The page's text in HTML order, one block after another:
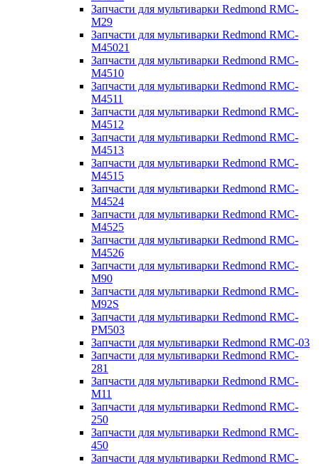
Запчасти для мультиварки Redmond RMC-
M29
Запчасти для мультиварки Redmond RMC-
M45021
Запчасти для мультиварки Redmond RMC-
M4510
Запчасти для мультиварки Redmond RMC-
M4511
Запчасти для мультиварки Redmond RMC-
M4512
Запчасти для мультиварки Redmond RMC-
M4513
Запчасти для мультиварки Redmond RMC-
M4515
Запчасти для мультиварки Redmond RMC-
M4524
Запчасти для мультиварки Redmond RMC-
M4525
Запчасти для мультиварки Redmond RMC-
M4526
Запчасти для мультиварки Redmond RMC-
M90
Запчасти для мультиварки Redmond RMC-
M92S
Запчасти для мультиварки Redmond RMC-
PM503
Запчасти для мультиварки Redmond RMC-03
Запчасти для мультиварки Redmond RMC-
281
Запчасти для мультиварки Redmond RMC-
M11
Запчасти для мультиварки Redmond RMC-
250
Запчасти для мультиварки Redmond RMC-
450
Запчасти для мультиварки Redmond RMC-